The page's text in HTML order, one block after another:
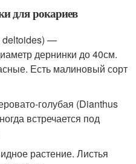
для рокариев
deltoides) —
дернинки до 40см.
Есть малиновый сорт
голубая (Dianthus
встречается под
растение. Листья